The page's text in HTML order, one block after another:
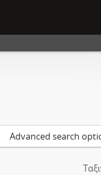
Advanced search